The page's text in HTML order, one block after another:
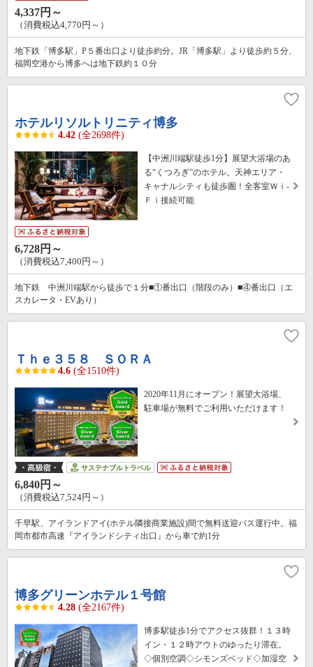
4,337円～
（消費税込4,770円～）
地下鉄「博多駅」P５番出口より徒歩約分。JR「博多駅」より徒歩約５分、
福岡空港から博多へは地下鉄約１０分
ホテルリソルトリニティ博多
4.42 (全2698件)
【中洲川端駅徒歩1分】展望大浴場のあ
る“くつろぎ”のホテル。天神エリア・
キャナルシティも徒歩圏！全客室Ｗｉ-
Ｆｉ接続可能
6,728円～
（消費税込7,400円～）
地下鉄 中洲川端駅から徒歩で１分■①番出口（階段のみ）■④番出口（エ
スカレータ・EVあり）
Ｔｈｅ３５８ ＳＯＲＡ
4.6 (全1510件)
2020年11月にオープン！展望大浴場、
駐車場が無料でご利用いただけます！
サステナブルトラベル
6,840円～
（消費税込7,524円～）
千早駅、アイランドアイ(ホテル隣接商業施設)間で無料送迎バス運行中。福
岡市都市高速『アイランドシティ出口』から車で約1分
博多グリーンホテル１号館
4.28 (全2167件)
博多駅徒歩1分でアクセス抜群！１３時
イン・１２時アウトのゆったり滞在。
◇個別空調◇シモンズベッド◇加湿空